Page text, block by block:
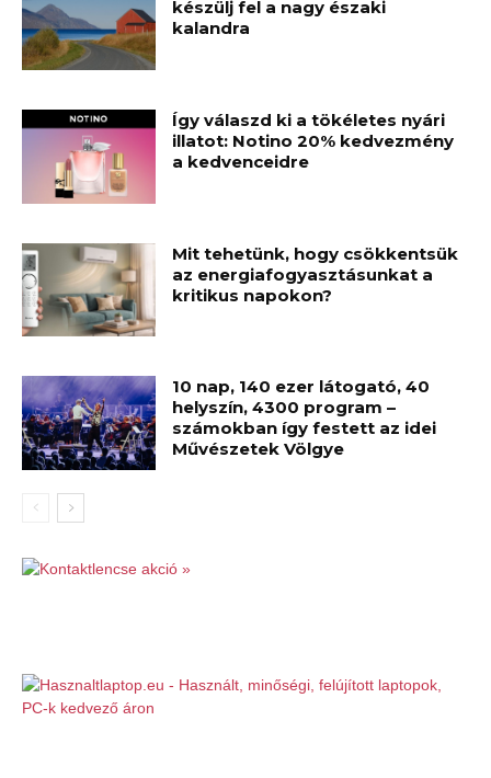
készülj fel a nagy északi
kalandra
Így válaszd ki a tökéletes nyári
illatot: Notino 20% kedvezmény
a kedvenceidre
Mit tehetünk, hogy csökkentsük
az energiafogyasztásunkat a
kritikus napokon?
10 nap, 140 ezer látogató, 40
helyszín, 4300 program –
számokban így festett az idei
Művészetek Völgye